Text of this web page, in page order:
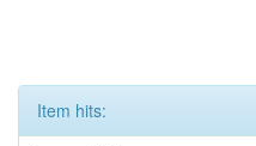
Item hits: